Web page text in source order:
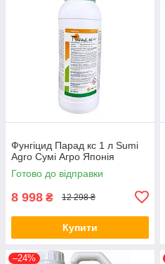
Фунгіцид Парад кс 1 л Sumi
Agro Сумі Агро Японія
Готово до відправки
8 998 ₴ 12 298 ₴
Купити
–24%